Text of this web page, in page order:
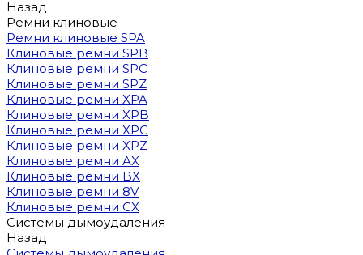
Назад
Ремни клиновые
Ремни клиновые SPA
Клиновые ремни SPB
Клиновые ремни SPC
Клиновые ремни SPZ
Клиновые ремни XPA
Клиновые ремни XPB
Клиновые ремни XPC
Клиновые ремни XPZ
Клиновые ремни AX
Клиновые ремни BX
Клиновые ремни 8V
Клиновые ремни CX
Системы дымоудаления
Назад